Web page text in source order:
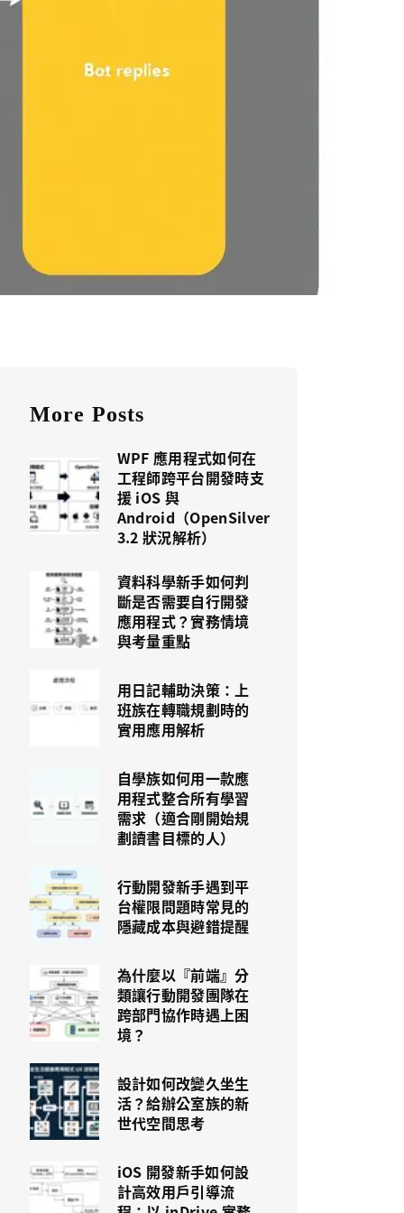
More Posts
WPF 應用程式如何在
工程師跨平台開發時支
援 iOS 與
Android（OpenSilver
3.2 狀況解析）
資料科學新手如何判
斷是否需要自行開發
應用程式？實務情境
與考量重點
用日記輔助決策：上
班族在轉職規劃時的
實用應用解析
自學族如何用一款應
用程式整合所有學習
需求（適合剛開始規
劃讀書目標的人）
行動開發新手遇到平
台權限問題時常見的
隱藏成本與避錯提醒
為什麼以『前端』分
類讓行動開發團隊在
跨部門協作時遇上困
境？
設計如何改變久坐生
活？給辦公室族的新
世代空間思考
iOS 開發新手如何設
計高效用戶引導流